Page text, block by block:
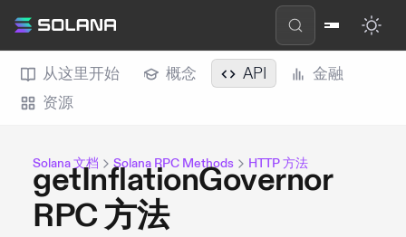
从这里开始 概念 API
金融
资源
Solana 文档 Solana RPC Methods HTTP 方法
getInflationGovernor
RPC 方法